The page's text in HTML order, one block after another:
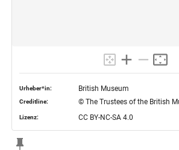
Urheber*in: British Museum
Creditline: © The Trustees of the British
Lizenz: CC BY-NC-SA 4.0